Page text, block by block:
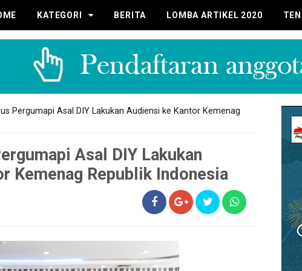
KATEGORI BERITA LOMBA ARTIKEL 2020
Pergumapi Asal DIY Lakukan Audiensi ke Kantor Kemenag
Asal DIY Lakukan
Kemenag Republik Indonesia